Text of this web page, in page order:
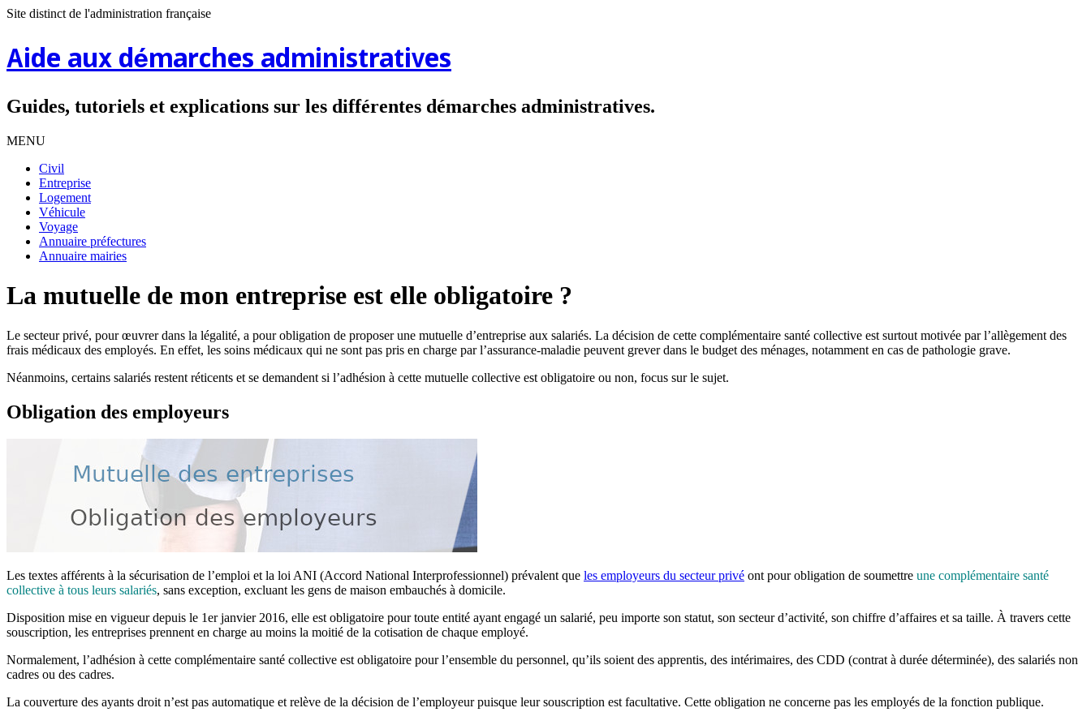
Site distinct de l'administration française
Aide aux démarches administratives
Guides, tutoriels et explications sur les différentes démarches administratives.
MENU
Civil
Entreprise
Logement
Véhicule
Voyage
Annuaire préfectures
Annuaire mairies
La mutuelle de mon entreprise est elle obligatoire ?
Le secteur privé, pour œuvrer dans la légalité, a pour obligation de proposer une mutuelle d’entreprise aux salariés. La décision de cette complémentaire santé collective est surtout motivée par l’allègement des
frais médicaux des employés. En effet, les soins médicaux qui ne sont pas pris en charge par l’assurance-maladie peuvent grever dans le budget des ménages, notamment en cas de pathologie grave.
Néanmoins, certains salariés restent réticents et se demandent si l’adhésion à cette mutuelle collective est obligatoire ou non, focus sur le sujet.
Obligation des employeurs
Les textes afférents à la sécurisation de l’emploi et la loi ANI (Accord National Interprofessionnel) prévalent que les employeurs du secteur privé ont pour obligation de soumettre une complémentaire santé
collective à tous leurs salariés, sans exception, excluant les gens de maison embauchés à domicile.
Disposition mise en vigueur depuis le 1er janvier 2016, elle est obligatoire pour toute entité ayant engagé un salarié, peu importe son statut, son secteur d’activité, son chiffre d’affaires et sa taille. À travers cette
souscription, les entreprises prennent en charge au moins la moitié de la cotisation de chaque employé.
Normalement, l’adhésion à cette complémentaire santé collective est obligatoire pour l’ensemble du personnel, qu’ils soient des apprentis, des intérimaires, des CDD (contrat à durée déterminée), des salariés non
cadres ou des cadres.
La couverture des ayants droit n’est pas automatique et relève de la décision de l’employeur puisque leur souscription est facultative. Cette obligation ne concerne pas les employés de la fonction publique.